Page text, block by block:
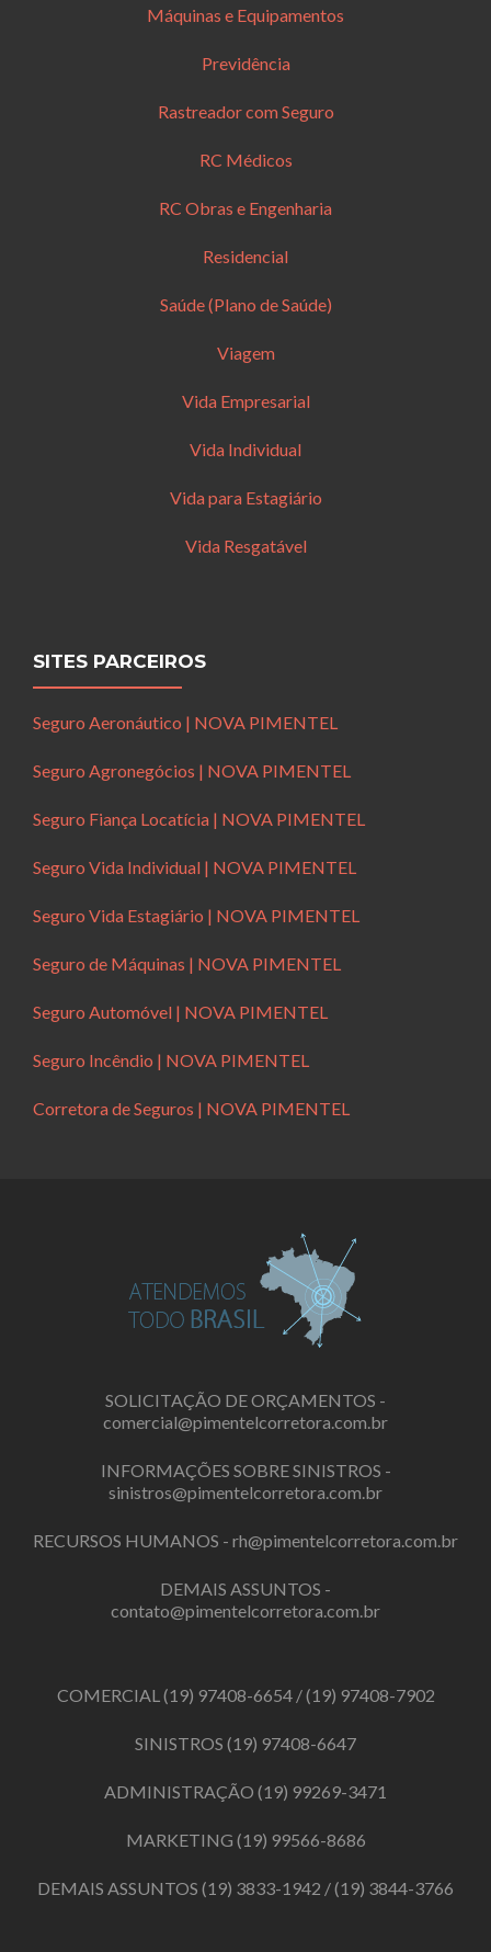
Máquinas e Equipamentos
Previdência
Rastreador com Seguro
RC Médicos
RC Obras e Engenharia
Residencial
Saúde (Plano de Saúde)
Viagem
Vida Empresarial
Vida Individual
Vida para Estagiário
Vida Resgatável
SITES PARCEIROS
Seguro Aeronáutico | NOVA PIMENTEL
Seguro Agronegócios | NOVA PIMENTEL
Seguro Fiança Locatícia | NOVA PIMENTEL
Seguro Vida Individual | NOVA PIMENTEL
Seguro Vida Estagiário | NOVA PIMENTEL
Seguro de Máquinas | NOVA PIMENTEL
Seguro Automóvel | NOVA PIMENTEL
Seguro Incêndio | NOVA PIMENTEL
Corretora de Seguros | NOVA PIMENTEL
SOLICITAÇÃO DE ORÇAMENTOS -
comercial@pimentelcorretora.com.br
INFORMAÇÕES SOBRE SINISTROS -
sinistros@pimentelcorretora.com.br
RECURSOS HUMANOS - rh@pimentelcorretora.com.br
DEMAIS ASSUNTOS -
contato@pimentelcorretora.com.br
COMERCIAL(19) 97408-6654/(19) 97408-7902
SINISTROS (19) 97408-6647
ADMINISTRAÇÃO (19) 99269-3471
MARKETING (19) 99566-8686
DEMAIS ASSUNTOS (19) 3833-1942 /(19) 3844-3766